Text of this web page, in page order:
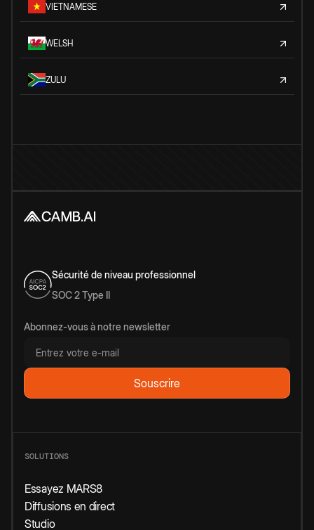
VIETNAMESE
WELSH
ZULU
Sécurité de niveau professionnel
SOC 2 Type II
Abonnez-vous à notre newsletter
SOLUTIONS
Essayez MARS8
Diffusions en direct
Studio